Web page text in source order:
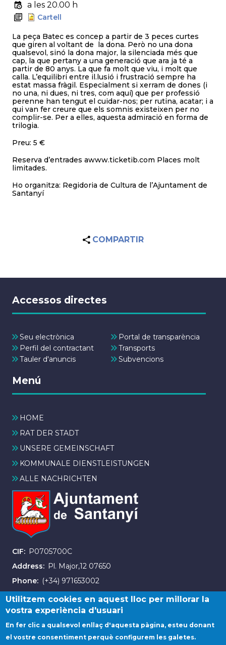
a les 20.00 h
Cartell
La peça Batec es concep a partir de 3 peces curtes
que giren al voltant de la dona. Però no una dona
qualsevol, sinó la dona major, la silenciada més que
cap, la que pertany a una generació que ara ja té a
partir de 80 anys. La que fa molt que viu, i molt que
calla. L’equilibri entre il.lusió i frustració sempre ha
estat massa fràgil. Especialment si xerram de dones (i
no una, ni dues, ni tres, com aquí) que per professió
perenne han tengut el cuidar-nos; per rutina, acatar; i a
qui van fer creure que els somnis existeixen per no
complir-se. Per a elles, aquesta admiració en forma de
trilogia.
Preu: 5 €
Reserva d’entrades awww.ticketib.com Places molt
limitades.
Ho organitza: Regidoria de Cultura de l’Ajuntament de
Santanyí
COMPARTIR
Accessos directes
Seu electrònica
Portal de transparència
Perfil del contractant
Transports
Tauler d'anuncis
Subvencions
Menú
HOME
RAT DER STADT
UNSERE GEMEINSCHAFT
KOMMUNALE DIENSTLEISTUNGEN
ALLE NACHRICHTEN
CIF
P0705700C
Address
Pl. Major,12 07650
Phone
(+34) 971653002
Fax (+34) 971163007
Utilitzem cookies en aquest lloc per millorar la
vostra experiència d'usuari
En fer clic a qualsevol enllaç d'aquesta pàgina, esteu donant
el vostre consentiment perquè configurem les galetes.